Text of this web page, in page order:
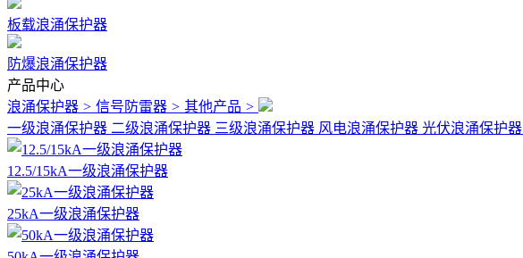
板载浪涌保护器
防爆浪涌保护器
产品中心
浪涌保护器 > 信号防雷器 > 其他产品 >
一级浪涌保护器 二级浪涌保护器 三级浪涌保护器 风电浪涌保护器 光伏浪涌保护器
12.5/15kA一级浪涌保护器
25kA一级浪涌保护器